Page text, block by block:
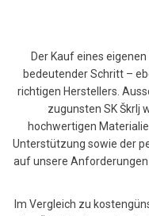
Der Kauf eines
bedeutender Schritt –
richtigen Herstellers.
zugunsten SK Škrlj
hochwertigen
Unterstützung sowie der
auf unsere
Im Vergleich zu